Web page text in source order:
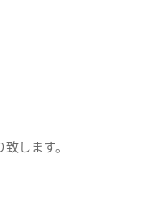
します。